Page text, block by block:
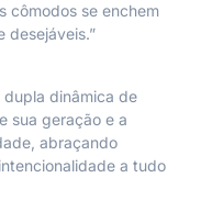
cômodos se enchem
desejáveis.”
dupla dinâmica de
sua geração e a
abraçando
a tudo